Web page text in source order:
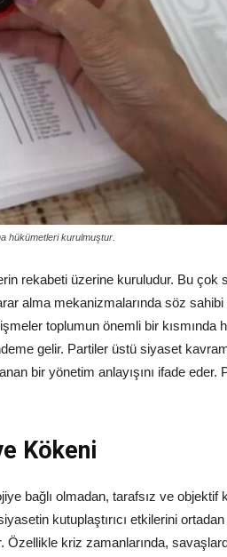
hükümetleri kurulmuştur.
rekabeti üzerine kuruludur. Bu çok
alma mekanizmalarında söz sahibi
toplumun önemli bir kısmında
gelir. Partiler üstü siyaset
bir yönetim anlayışını ifade eder.
Kökeni
bağlı olmadan, tarafsız ve objektif
kutuplaştırıcı etkilerini ortadan
Özellikle kriz zamanlarında,